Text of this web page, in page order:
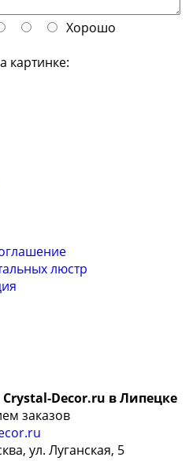
Хорошо
картинке:
люстр
Decor.ru в Липецке
заказов
ул. Луганская, 5